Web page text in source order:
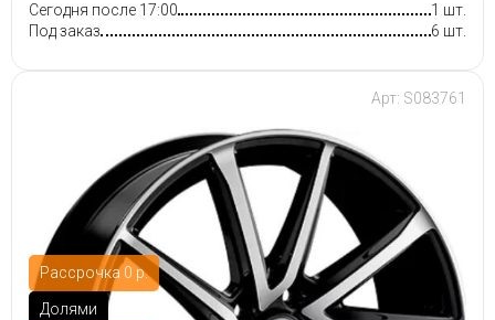
Сегодня после 17:00
1 шт.
Под заказ
6 шт.
Рассрочка 0 р.
Долями
Арт: S083761